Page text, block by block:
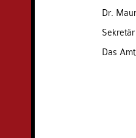
Dr.
Das